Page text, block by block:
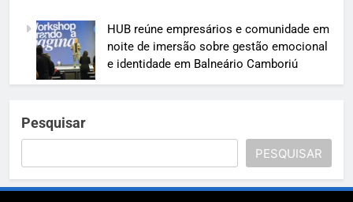
HUB reúne empresários e comunidade em
noite de imersão sobre gestão emocional
e identidade em Balneário Camboriú
Pesquisar
PESQUISAR